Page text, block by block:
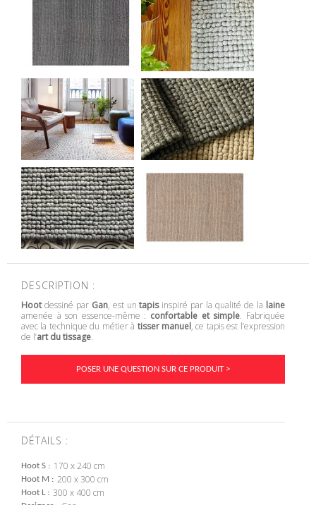
DESCRIPTION :
Hootdessiné par Gan, est untapisinspiré par la qualité de la laine
amenée à son essence-même : confortable et simple. Fabriquée
avec la technique du métier à tisser manuel, ce tapis est l’expression
de l’art du tissage.
POSER UNE QUESTION SUR CE PRODUIT >
DÉTAILS :
Hoot S 170 x 240 cm
Hoot M 200 x 300 cm
Hoot L 300 x 400 cm